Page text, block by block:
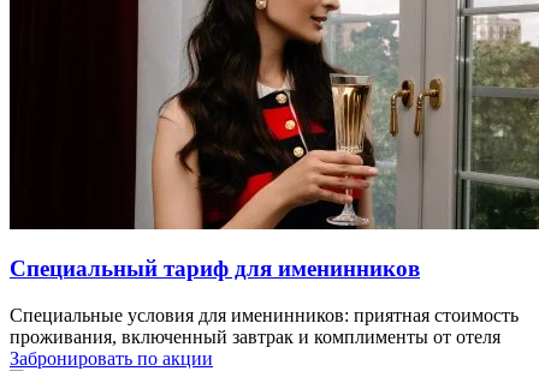
Специальный тариф для именинников
Специальные условия для именинников: приятная стоимость
проживания, включенный завтрак и комплименты от отеля
Забронировать по акции